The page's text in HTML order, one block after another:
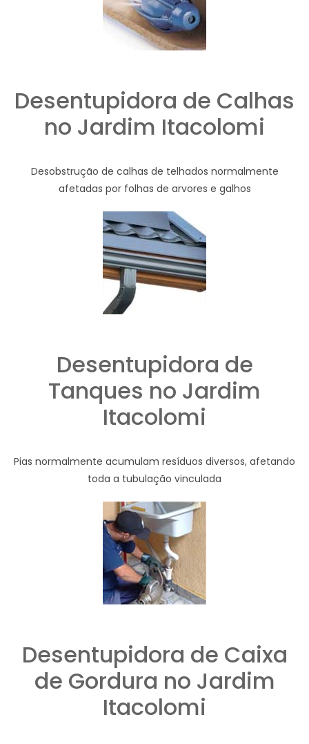
Desentupidora de Calhas
no Jardim Itacolomi
Desobstrução de calhas de telhados normalmente
afetadas por folhas de arvores e galhos
Desentupidora de
Tanques no Jardim
Itacolomi
Pias normalmente acumulam resíduos diversos, afetando
toda a tubulação vinculada
Desentupidora de Caixa
de Gordura no Jardim
Itacolomi